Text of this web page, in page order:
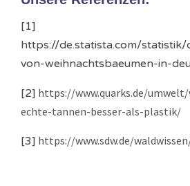
[1]
https://de.statista.com/
von-weihnachtsbaeumen-in-
[2] https://www.quarks.de/
echte-tannen-besser-als-plastik/
[3] https://www.sdw.de/